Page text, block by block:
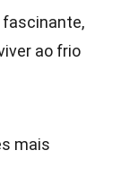
fascinante,
ao frio
mais